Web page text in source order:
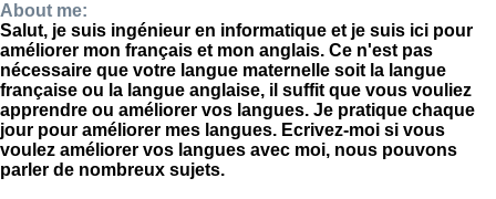
About me:
Salut, je suis ingénieur en informatique et je suis ici pour
améliorer mon français et mon anglais. Ce n'est pas
nécessaire que votre langue maternelle soit la langue
française ou la langue anglaise, il suffit que vous vouliez
apprendre ou améliorer vos langues. Je pratique chaque
jour pour améliorer mes langues. Ecrivez-moi si vous
voulez améliorer vos langues avec moi, nous pouvons
parler de nombreux sujets.